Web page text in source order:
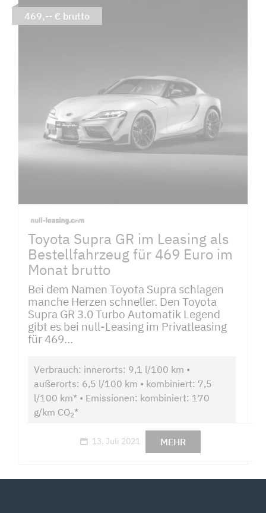
Toyota Supra GR im Leasing als
Bestellfahrzeug für 469 Euro im
Monat brutto
Bei dem Namen Toyota Supra schlagen
manche Herzen schneller. Den Toyota
Supra GR 3.0 Turbo Automatik Legend
gibt es bei null-Leasing im Privatleasing
für 469...
Verbrauch: innerorts: 9,1 l/100 km •
außerorts: 6,5 l/100 km • kombiniert: 7,5
l/100 km* • Emissionen: kombiniert: 170
g/km CO2*
13. Juli 2021 MEHR
469,-- € brutto